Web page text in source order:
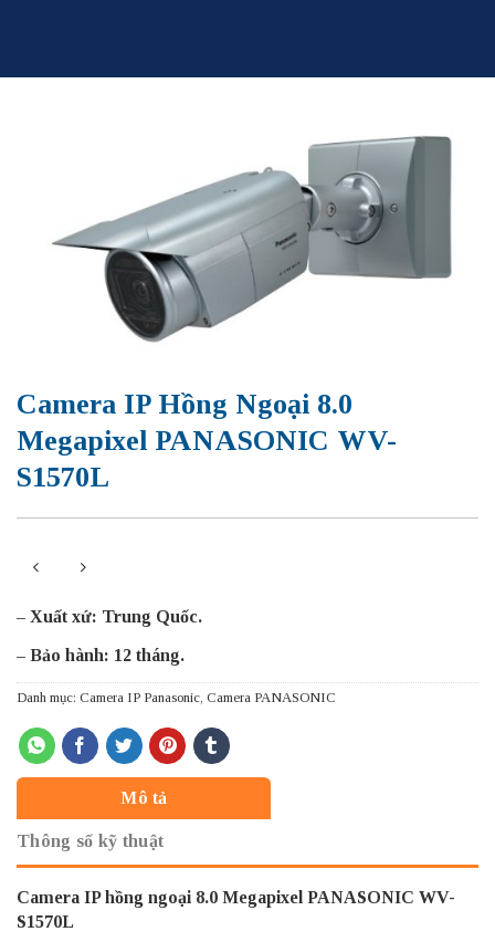
Camera IP Hồng Ngoại 8.0
Megapixel PANASONIC WV-
S1570L
– Xuất xứ: Trung Quốc.
– Bảo hành: 12 tháng.
Danh mục: Camera IP Panasonic Camera PANASONIC
Mô tả
Thông số kỹ thuật
Camera IP hồng ngoại 8.0 Megapixel PANASONIC WV-
S1570L